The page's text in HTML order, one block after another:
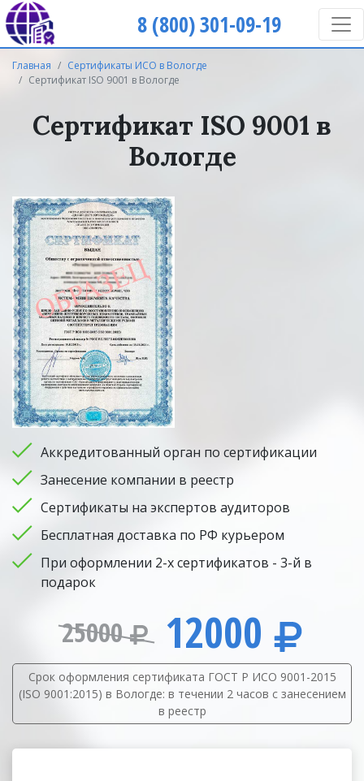
8 (800) 301-09-19
Главная
Сертификаты ИСО в Вологде
Сертификат ISO 9001 в Вологде
Сертификат ISO 9001 в
Вологде
Аккредитованный орган по сертификации
Занесение компании в реестр
Сертификаты на экспертов аудиторов
Бесплатная доставка по РФ курьером
При оформлении 2-х сертификатов - 3-й в
подарок
25000 12000
Срок оформления сертификата ГОСТ Р ИСО 9001-2015
(ISO 9001:2015) в Вологде: в течении 2 часов с занесением
в реестр